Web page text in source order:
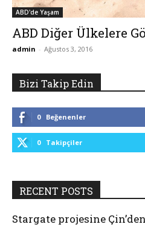
ABD'de Yaşam
ABD Diğer Ülkelere
admin - Ağustos 3, 2016
Bizi Takip Edin
0 Beğenenler
0 Takipçiler
RECENT POSTS
Stargate projesine